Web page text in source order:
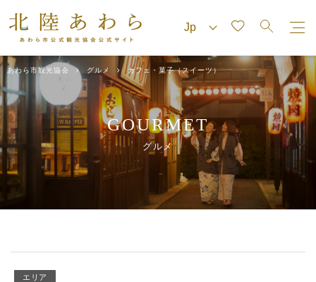
あわら市観光協会 グルメ カフェ・菓子（スイーツ）
GOURMET
グルメ
エリア